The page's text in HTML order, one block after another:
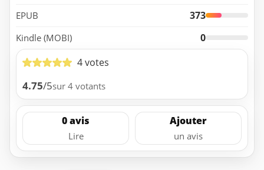
EPUB 373
Kindle (MOBI)
0
4 votes
4.75/5sur 4 votants
0 avis
Lire
Ajouter
un avis